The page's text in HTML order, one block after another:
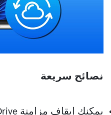
نصائح سريعة